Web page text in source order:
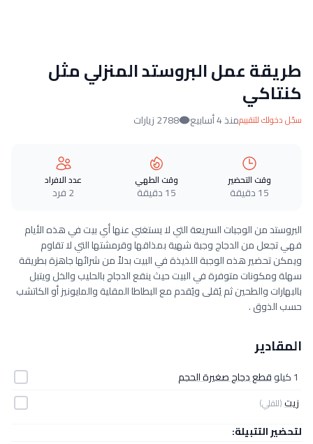
طريقة عمل البروستد المنزلي مثل
كنتاكي
سجّل دخولك للتقييممنذ 4 أسابيع 2788 زيارات
وقت التحضير
15 دقيقة
وقت الطهي
15 دقيقة
عدد الافراد
2 فرد
البروستد من الوجبات السريعة التي لا يستغني عنها أي بيت في هذه الأيام
فهي تجعل من الدجاج وجبة شهية بمذاقها وقرمشتها التي لا تقاوم
ويمكن تحضير هذه الوجبة اللذيذة في البيت بدلاً من شرائها جاهزة بطريقة
سهلة ومكونات متوفرة في البيت حيث ينقع الدجاج بالحليب والخل ويتبل
بالبهارات والطحين ثم يُقلى ويُقدم مع البطاطا المقلية والمايونيز أو الكاتشب
حسب الذوق .
المقادير
1 كيلو
قطع دجاج صغيرة الحجم
زيت(للقلي)
لتحضير التتبيلة: